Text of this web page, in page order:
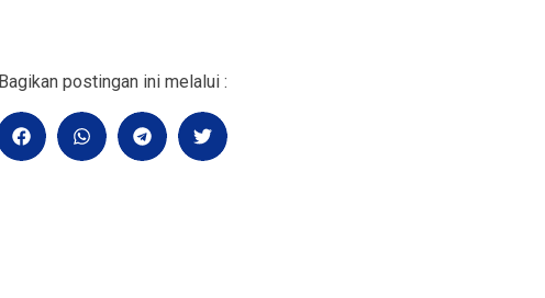
Bagikan postingan ini melalui :